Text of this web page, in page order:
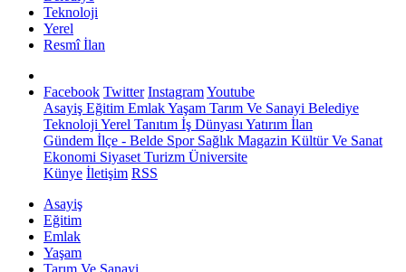
Teknoloji
Yerel
Resmî İlan
Facebook Twitter InstagramYoutube
Asayiş Eğitim EmlakYaşam Tarım Ve Sanayi Belediye
Teknoloji Yerel Tanıtım İş Dünyası Yatırım İlan
Gündem İlçe - Belde SporSağlık Magazin Kültür Ve Sanat
Ekonomi Siyaset Turizm Üniversite
Künye İletişim RSS
Asayiş
Eğitim
Emlak
Yaşam
Tarım Ve Sanayi